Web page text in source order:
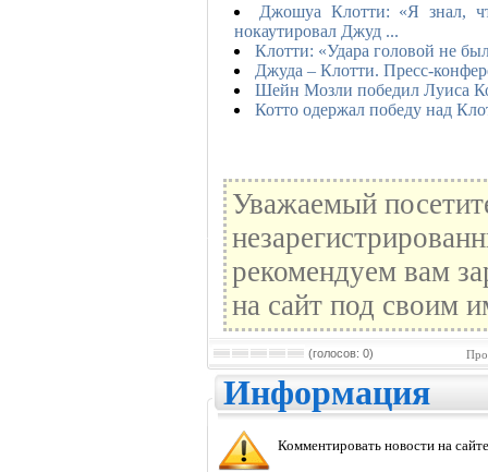
Джошуа Клотти: «Я знал,
нокаутировал Джуд ...
Клотти: «Удара головой не
Джуда – Клотти. Пресс-
Шейн Мозли победил Луиса
Котто одержал победу над
Уважаемый
рекомендуем вам
на сайт под своим
(голосов: 0)
Информация
Комментировать новости на